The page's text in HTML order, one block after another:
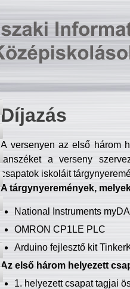
Díjazás
A versenyen az első három
tanszéket a verseny
csapatok iskoláit
A tárgynyeremények,
National Instruments
OMRON CP1LE PLC
Arduino fejlesztő kit
Az első három helyezett
1. helyezett csapat tagjai